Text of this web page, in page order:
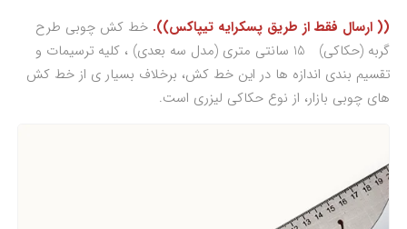
(( ارسال فقط از طریق پسکرایه تیپاکس)). خط کش چوبی طرح
گربه (حکاکی) 15 سانتی متری (مدل سه بعدی) ، کلیه ترسیمات و
تقسیم بندی اندازه ها در این خط کش، برخلاف بسیار ی از خط کش
های چوبی بازار، از نوع حکاکی لیزری است.